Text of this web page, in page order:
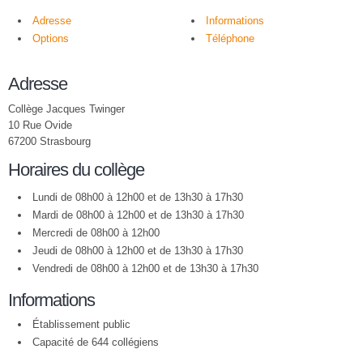
Adresse
Informations
Options
Téléphone
Adresse
Collège Jacques Twinger
10 Rue Ovide
67200 Strasbourg
Horaires du collège
Lundi de 08h00 à 12h00 et de 13h30 à 17h30
Mardi de 08h00 à 12h00 et de 13h30 à 17h30
Mercredi de 08h00 à 12h00
Jeudi de 08h00 à 12h00 et de 13h30 à 17h30
Vendredi de 08h00 à 12h00 et de 13h30 à 17h30
Informations
Établissement public
Capacité de 644 collégiens